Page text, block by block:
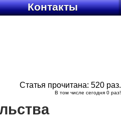
Контакты
Статья прочитана:520 раз.
В том числе сегодня0 раз!